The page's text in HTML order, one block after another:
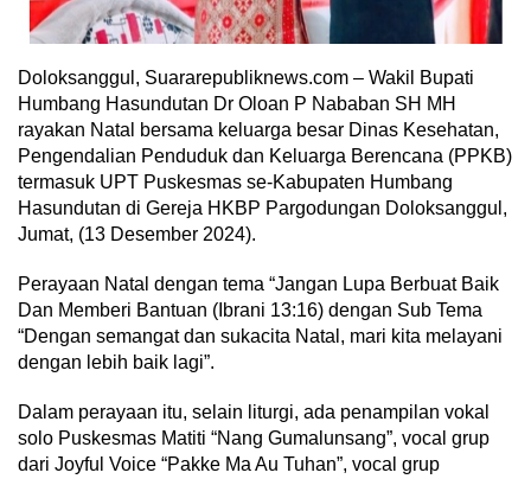
Doloksanggul, Suararepubliknews.com – Wakil Bupati
Humbang Hasundutan Dr Oloan P Nababan SH MH
rayakan Natal bersama keluarga besar Dinas Kesehatan,
Pengendalian Penduduk dan Keluarga Berencana (PPKB)
termasuk UPT Puskesmas se-Kabupaten Humbang
Hasundutan di Gereja HKBP Pargodungan Doloksanggul,
Jumat, (13 Desember 2024).
Perayaan Natal dengan tema “Jangan Lupa Berbuat Baik
Dan Memberi Bantuan (Ibrani 13:16) dengan Sub Tema
“Dengan semangat dan sukacita Natal, mari kita melayani
dengan lebih baik lagi”.
Dalam perayaan itu, selain liturgi, ada penampilan vokal
solo Puskesmas Matiti “Nang Gumalunsang”, vocal grup
dari Joyful Voice “Pakke Ma Au Tuhan”, vocal grup